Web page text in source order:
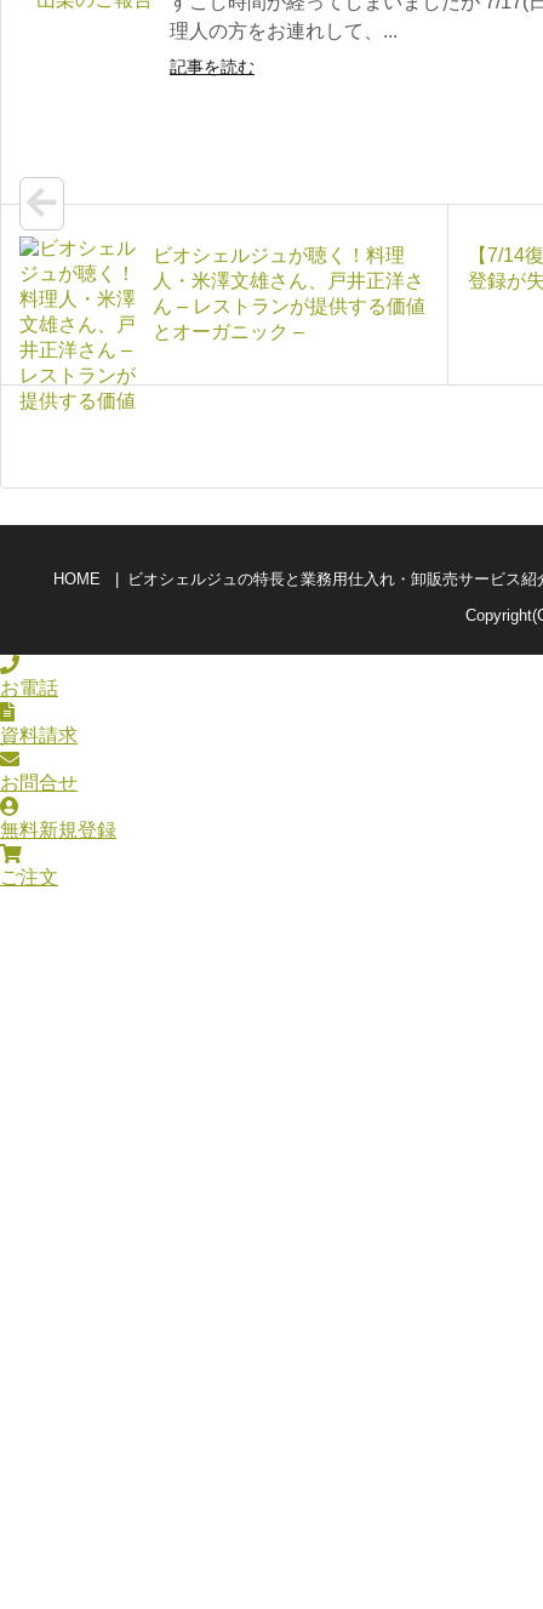
理人の方をお連れして、...
記事を読む
ビオシェルジュが聴く！料理
人・米澤文雄さん、戸井正洋さ
ん – レストランが提供する価値
とオーガニック –
【7/14
登録が
HOME
ビオシェルジュの特長と業務用仕入れ・卸販売サービス紹
お電話
資料請求
お問合せ
無料新規登録
ご注文